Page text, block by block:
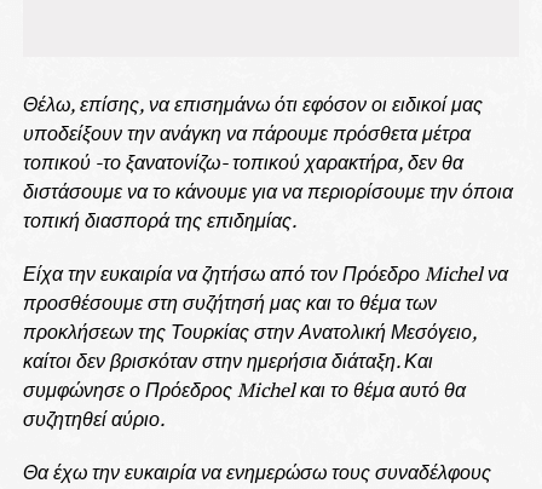
Θέλω, επίσης, να επισημάνω ότι εφόσον οι ειδικοί μας
υποδείξουν την ανάγκη να πάρουμε πρόσθετα μέτρα
τοπικού -το ξανατονίζω- τοπικού χαρακτήρα, δεν θα
διστάσουμε να το κάνουμε για να περιορίσουμε την όποια
τοπική διασπορά της επιδημίας.
Είχα την ευκαιρία να ζητήσω από τον Πρόεδρο Michel να
προσθέσουμε στη συζήτησή μας και το θέμα των
προκλήσεων της Τουρκίας στην Ανατολική Μεσόγειο,
καίτοι δεν βρισκόταν στην ημερήσια διάταξη. Και
συμφώνησε ο Πρόεδρος Michel και το θέμα αυτό θα
συζητηθεί αύριο.
Θα έχω την ευκαιρία να ενημερώσω τους συναδέλφους